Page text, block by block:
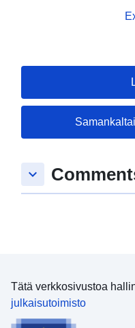
keyboard_arrow_down
Tätä verkkosivustoa
julkaisutoimisto